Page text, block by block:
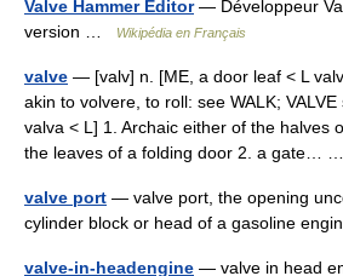
Valve Hammer Editor— Développeur
version …
Wikipédia en Français
valve — [valv] n. [ME, a door leaf < L
akin to volvere, to roll: see WALK; VALVE
valva < L] 1. Archaic either of the halves
the leaves of a folding door 2. a gate…
valve port — valve port, the opening
cylinder block or head of a gasoline
valve-in-headengine — valve in head